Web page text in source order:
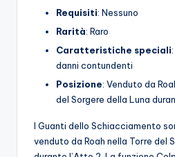
Requisiti: Nessuno
Rarità: Raro
Caratteristiche speciali
danni contundenti
Posizione: Venduto da
del Sorgere della Luna
I Guanti dello Schiacciamento
venduto da Roah nella Torre del